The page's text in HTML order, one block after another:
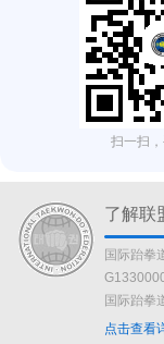
扫一扫
了解联
国际跆拳
国际跆拳
点击查看